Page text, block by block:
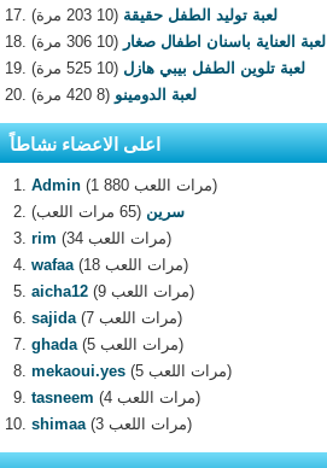
لعبة توليد الطفل حقيقة (10 203 مرة)
لعبة العناية باسنان اطفال صغار (10 306 مرة)
لعبة تلوين الطفل بيبي هازل (10 525 مرة)
لعبة الدومينو (8 420 مرة)
اعلى الاعضاء نشاطاً
Admin
(1 880 مرات اللعب)
سرين (65 مرات اللعب)
rim
(34 مرات اللعب)
wafaa
(18 مرات اللعب)
aicha12
(9 مرات اللعب)
sajida
(7 مرات اللعب)
ghada
(5 مرات اللعب)
mekaoui.yes
(5 مرات اللعب)
tasneem
(4 مرات اللعب)
shimaa
(3 مرات اللعب)